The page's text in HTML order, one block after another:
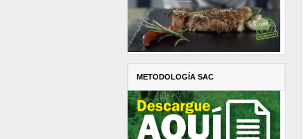
METODOLOGÍA SAC